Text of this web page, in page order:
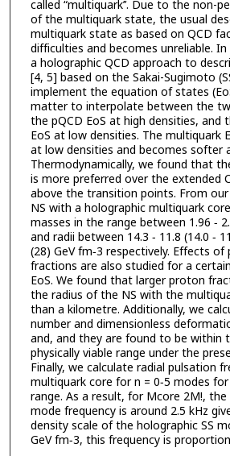
called “multiquark’’. Due to the non-
of the multiquark state, the usual
multiquark state as based on QCD
difficulties and becomes unreliable.
a holographic QCD approach to
[4, 5] based on the Sakai-Sugimoto
implement the equation of states
matter to interpolate between the
the pQCD EoS at high densities, and
EoS at low densities. The multiquark
at low densities and becomes softer
Thermodynamically, we found that
is more preferred over the extended
above the transition points. From
NS with a holographic multiquark
masses in the range between 1.96 −
and radii between 14.3 − 11.8 (14.0 −
(28) GeV fm−3 respectively. Effects
fractions are also studied for a
EoS. We found that larger proton
the radius of the NS with the
than a kilometre. Additionally, we
number and dimensionless
and, and they are found to be within
physically viable range under the
Finally, we calculate radial pulsation
multiquark core for n = 0−5 modes
range. As a result, for Mcore 2M!,
mode frequency is around 2.5 kHz
density scale of the holographic SS
GeV fm−3, this frequency is